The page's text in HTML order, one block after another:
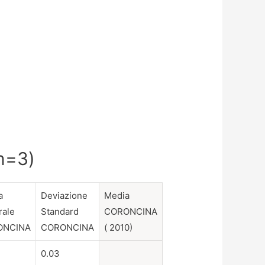
Deviazione
Standard
CORONCINA
Media
CORONCINA
( 2010)
0.03